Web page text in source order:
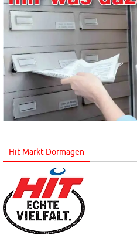
Hit Markt Dormagen